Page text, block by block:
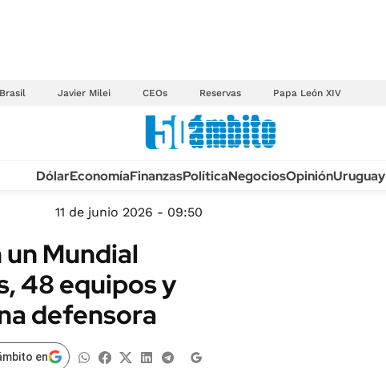
Brasil Javier Milei CEOs Reservas Papa León XIV
TECNOLOGÍA
MÉXICO
MUNDO
INFORMACIÓN GENERAL
ESPECTÁCULOS
DólarEconomíaFinanzasPolíticaNegociosOpiniónUruguay
11 de junio 2026 - 09:50
Mundial
48 equipos y
defensora
en